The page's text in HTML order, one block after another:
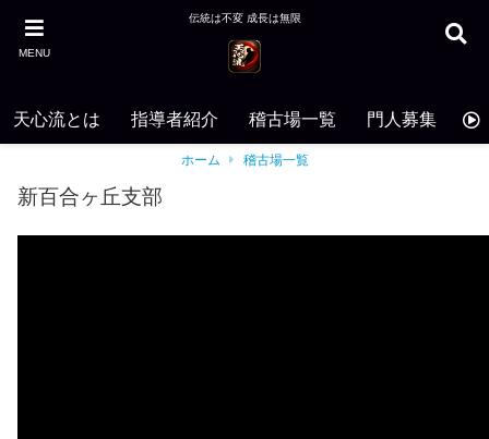
MENU
伝統は不変 成長は無限
天心流とは 指導者紹介 稽古場一覧 門人募集 お
ホーム 稽古場一覧
新百合ヶ丘支部